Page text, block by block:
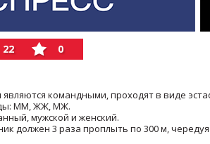
22 0
командными, проходят в виде
ММ, ЖЖ, МЖ.
мужской и женский.
должен 3 раза проплыть по 300 м,